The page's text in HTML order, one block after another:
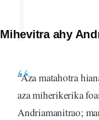
Mihevitra ahy
“Aza matahotra
aza miherikerika
Andriamanitrao;